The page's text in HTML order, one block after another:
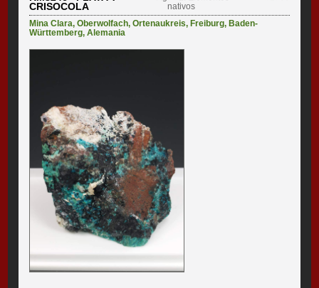
CRISOCOLA
nativos
Mina Clara,Oberwolfach,Ortenaukreis, Freiburg, Baden-
Württemberg,Alemania